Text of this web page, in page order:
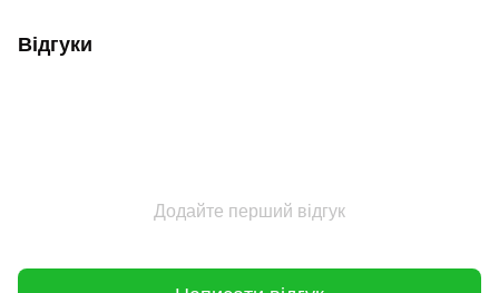
Відгуки
Додайте перший відгук